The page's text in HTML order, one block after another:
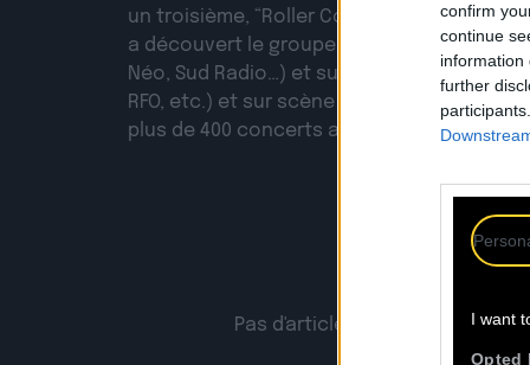
confirm
continue
information
further
I want
Opted
un troisième, “Roller Coaster”, sortie le 18
a découvert le groupe en radio (France
Néo, Sud Radio…) et sur de nombreuse TVs
RFO, etc.) et sur scène sur toute la France
plus de 400 concerts au compteur.
Pas d'articles trouvés pour